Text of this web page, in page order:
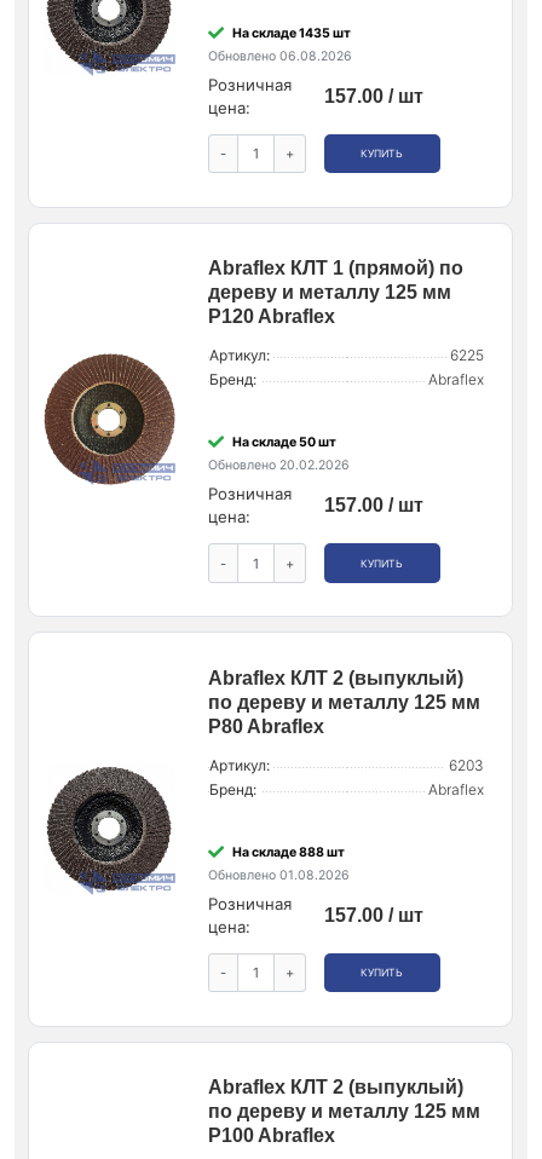
На складе 1435 шт
Обновлено 06.08.2026
Розничная
цена:
157.00 / шт
- + КУПИТЬ
Abraflex КЛТ 1 (прямой) по
дереву и металлу 125 мм
P120 Abraflex
Артикул:
6225
Бренд:
Abraflex
На складе 50 шт
Обновлено 20.02.2026
Розничная
цена:
157.00 / шт
- + КУПИТЬ
Abraflex КЛТ 2 (выпуклый)
по дереву и металлу 125 мм
P80 Abraflex
Артикул:
6203
Бренд:
Abraflex
На складе 888 шт
Обновлено 01.08.2026
Розничная
цена:
157.00 / шт
- + КУПИТЬ
Abraflex КЛТ 2 (выпуклый)
по дереву и металлу 125 мм
P100 Abraflex